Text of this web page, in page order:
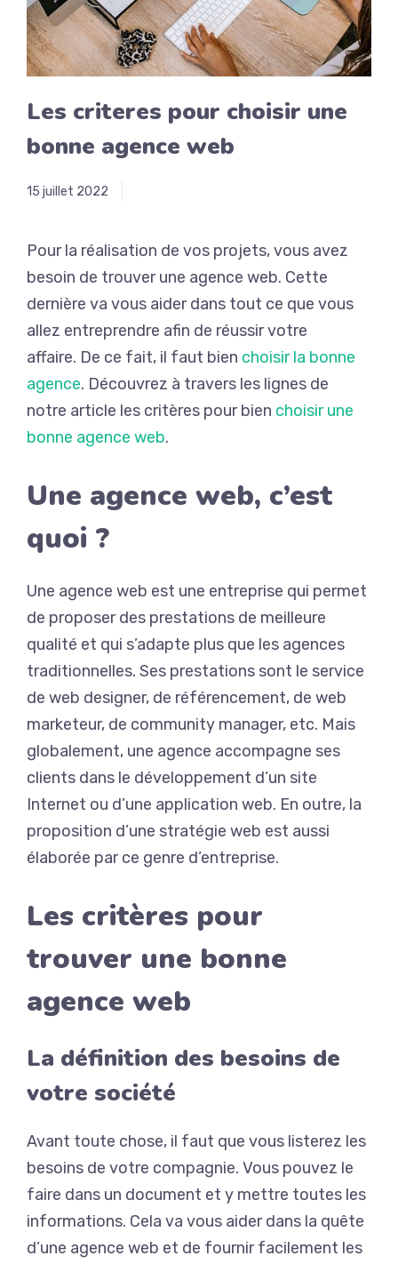
Les criteres pour choisir une
bonne agence web
15 juillet 2022
Pour la réalisation de vos projets, vous avez
besoin de trouver une agence web. Cette
dernière va vous aider dans tout ce que vous
allez entreprendre afin de réussir votre
affaire. De ce fait, il faut bien choisir la bonne
agence. Découvrez à travers les lignes de
notre article les critères pour bien choisir une
bonne agence web.
Une agence web, c’est
quoi ?
Une agence web est une entreprise qui permet
de proposer des prestations de meilleure
qualité et qui s’adapte plus que les agences
traditionnelles. Ses prestations sont le service
de web designer, de référencement, de web
marketeur, de community manager, etc. Mais
globalement, une agence accompagne ses
clients dans le développement d’un site
Internet ou d’une application web. En outre, la
proposition d’une stratégie web est aussi
élaborée par ce genre d’entreprise.
Les critères pour
trouver une bonne
agence web
La définition des besoins de
votre société
Avant toute chose, il faut que vous listerez les
besoins de votre compagnie. Vous pouvez le
faire dans un document et y mettre toutes les
informations. Cela va vous aider dans la quête
d’une agence web et de fournir facilement les